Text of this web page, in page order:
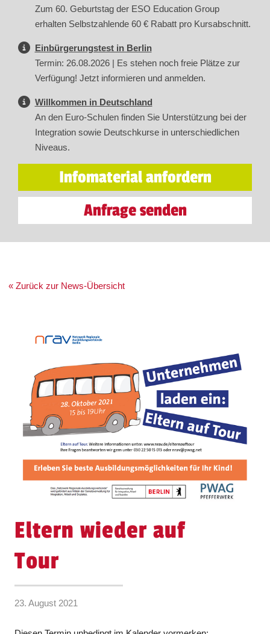
Zum 60. Geburtstag der ESO Education Group
erhalten Selbstzahlende 60 € Rabatt pro Kursabschnitt.
Einbürgerungstest in Berlin
Termin: 26.08.2026 | Es stehen noch freie Plätze zur
Verfügung! Jetzt informieren und anmelden.
Willkommen in Deutschland
An den Euro-Schulen finden Sie Unterstützung bei der
Integration sowie Deutschkurse in unterschiedlichen
Niveaus.
Infomaterial anfordern
Anfrage senden
« Zurück zur News-Übersicht
Eltern wieder auf
Tour
23. August 2021